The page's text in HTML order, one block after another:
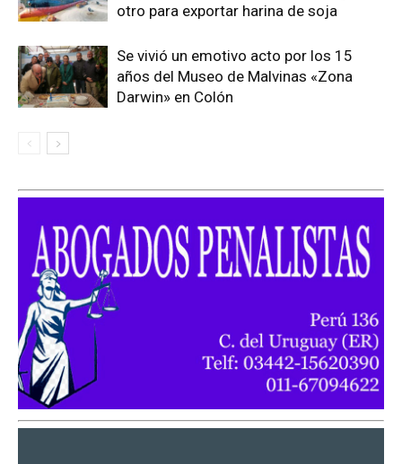
otro para exportar harina de soja
Se vivió un emotivo acto por los 15
años del Museo de Malvinas «Zona
Darwin» en Colón